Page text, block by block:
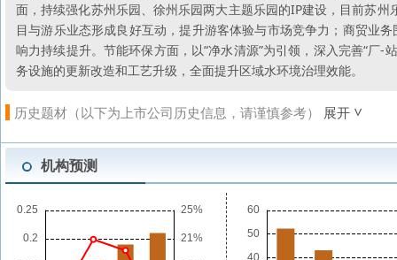
面，持续强化苏州乐园、徐州乐园两大主题乐园的IP建设，目前苏
目与游乐业态形成良好互动，提升游客体验与市场竞争力；商贸业
响力持续提升。节能环保方面，以“净水清源”为引领，深入完善“厂
务设施的更新改造和工艺升级，全面提升区域水环境治理效能。
历史题材（以下为上市公司历史信息，请谨慎参考） 展开
机构预测